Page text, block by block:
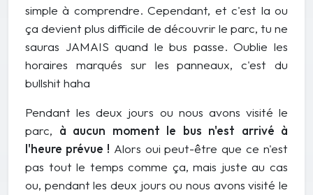
simple à comprendre. Cependant, et c'est la ou
ça devient plus difficile de découvrir le parc, tu ne
sauras JAMAIS quand le bus passe. Oublie les
horaires marqués sur les panneaux, c'est du
bullshit haha
Pendant les deux jours ou nous avons visité le
parc, à aucun moment le bus n'est arrivé à
l'heure prévue ! Alors oui peut-être que ce n'est
pas tout le temps comme ça, mais juste au cas
ou, pendant les deux jours ou nous avons visité le